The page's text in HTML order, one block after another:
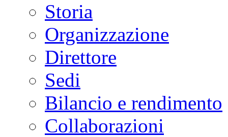
Storia
Organizzazione
Direttore
Sedi
Bilancio e rendimento
Collaborazioni